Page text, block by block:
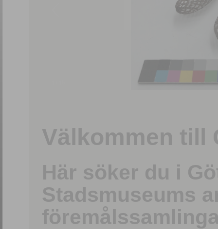
Välkommen till
Här söker du i
Stadsmuseums